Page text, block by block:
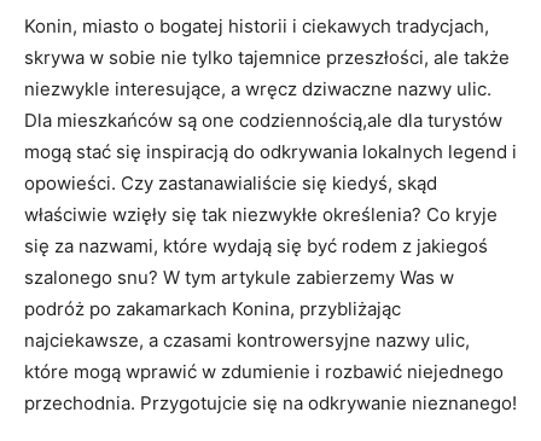
Konin, miasto o bogatej historii i ciekawych tradycjach,
skrywa w sobie nie tylko‌ tajemnice przeszłości, ale ​także
niezwykle interesujące, a wręcz dziwaczne nazwy ulic.
Dla mieszkańców są one codziennością,ale dla turystów
mogą stać się inspiracją do odkrywania lokalnych legend ‌i
⁤opowieści. Czy zastanawialiście się ‌kiedyś, skąd
właściwie wzięły⁣ się tak⁢ niezwykłe określenia? Co kryje
się za nazwami, które wydają się być rodem z jakiegoś
szalonego snu? W tym artykule zabierzemy ‌Was w
podróż po zakamarkach Konina, przybliżając
⁤najciekawsze, a czasami kontrowersyjne nazwy ulic,
które mogą wprawić w zdumienie i rozbawić niejednego
przechodnia. Przygotujcie się‌ na odkrywanie nieznanego!